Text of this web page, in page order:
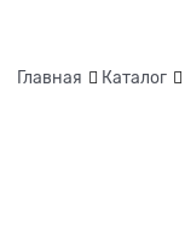
Главная Каталог